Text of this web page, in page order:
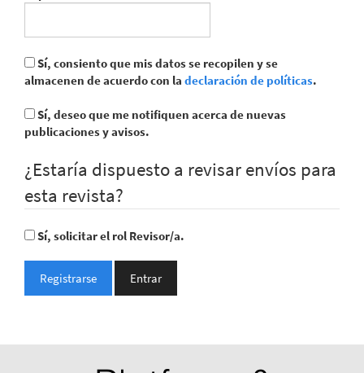
almacenen de acuerdo con la declaración de políticas.
publicaciones y avisos.
¿Estaría dispuesto a revisar envíos para
esta revista?
Sí, solicitar el rol Revisor/a.
Registrarse Entrar